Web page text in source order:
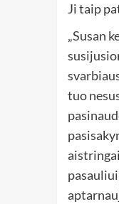
Ji taip
„Susan
tuo